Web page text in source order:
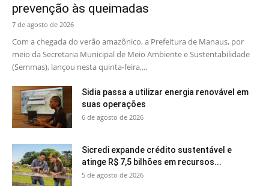
prevenção às queimadas
7 de agosto de 2026
Com a chegada do verão amazônico, a Prefeitura de Manaus, por
meio da Secretaria Municipal de Meio Ambiente e Sustentabilidade
(Semmas), lançou nesta quinta-feira,...
Sidia passa a utilizar energia renovável em
suas operações
6 de agosto de 2026
Sicredi expande crédito sustentável e
atinge R$ 7,5 bilhões em recursos...
5 de agosto de 2026